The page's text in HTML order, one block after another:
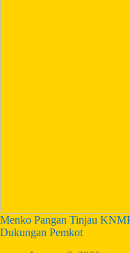
Menko Pangan Tinjau
Dukungan Pemkot